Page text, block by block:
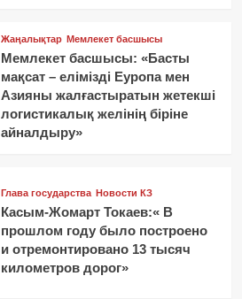
Жаңалықтар Мемлекет басшысы
Мемлекет басшысы: «Басты
мақсат – елімізді Еуропа мен
Азияны жалғастыратын жетекші
логистикалық желінің біріне
айналдыру»
Глава государства Новости КЗ
Касым-Жомарт Токаев:« В
прошлом году было построено
и отремонтировано 13 тысяч
километров дорог»